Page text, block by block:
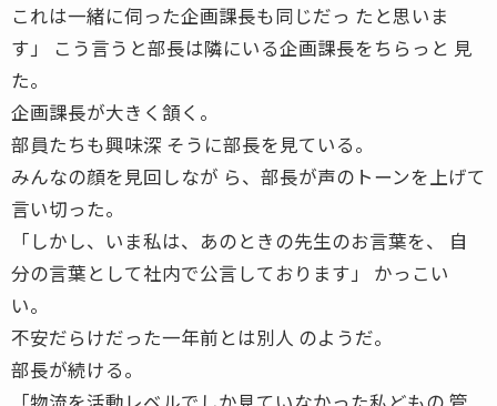
これは一緒に伺った企画課長も同じだっ たと思いま
す」 こう言うと部長は隣にいる企画課長をちらっと 見
た。
企画課長が大きく頷く。
部員たちも興味深 そうに部長を見ている。
みんなの顔を見回しなが ら、部長が声のトーンを上げて
言い切った。
「しかし、いま私は、あのときの先生のお言葉を、 自
分の言葉として社内で公言しております」 かっこい
い。
不安だらけだった一年前とは別人 のようだ。
部長が続ける。